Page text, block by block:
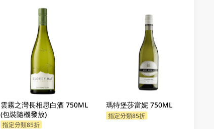
雲霧之灣長相思白酒 750ML
(包裝隨機發放)
指定分類85折
瑪特堡莎當妮 750ML
指定分類85折